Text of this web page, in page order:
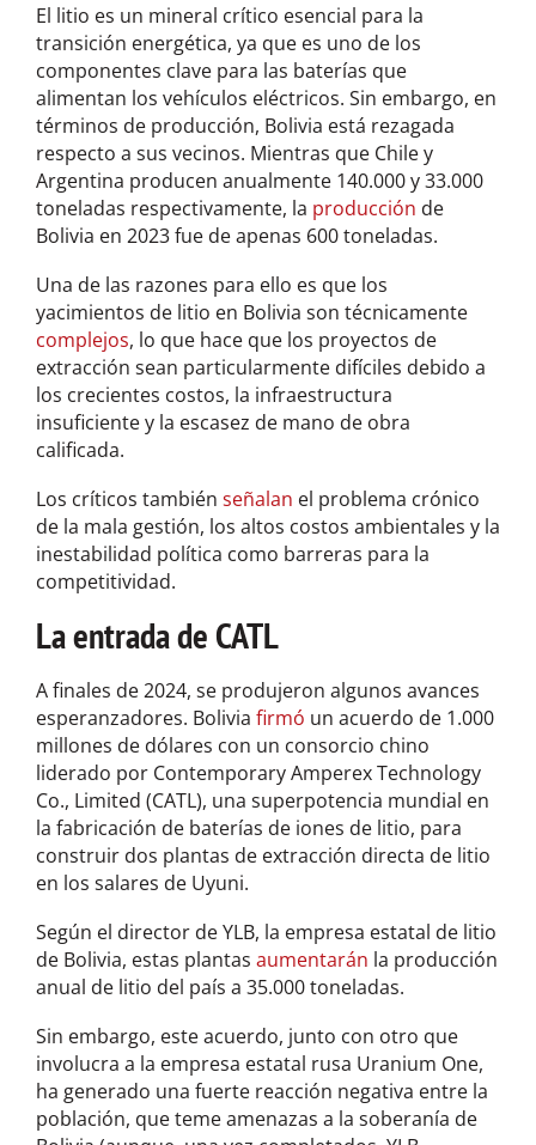
El litio es un mineral crítico esencial para la
transición energética, ya que es uno de los
componentes clave para las baterías que
alimentan los vehículos eléctricos. Sin embargo, en
términos de producción, Bolivia está rezagada
respecto a sus vecinos. Mientras que Chile y
Argentina producen anualmente 140.000 y 33.000
toneladas respectivamente, la producción de
Bolivia en 2023 fue de apenas 600 toneladas.
Una de las razones para ello es que los
yacimientos de litio en Bolivia son técnicamente
complejos, lo que hace que los proyectos de
extracción sean particularmente difíciles debido a
los crecientes costos, la infraestructura
insuficiente y la escasez de mano de obra
calificada.
Los críticos también señalan el problema crónico
de la mala gestión, los altos costos ambientales y la
inestabilidad política como barreras para la
competitividad.
La entrada de CATL
A finales de 2024, se produjeron algunos avances
esperanzadores. Bolivia firmó un acuerdo de 1.000
millones de dólares con un consorcio chino
liderado por Contemporary Amperex Technology
Co., Limited (CATL), una superpotencia mundial en
la fabricación de baterías de iones de litio, para
construir dos plantas de extracción directa de litio
en los salares de Uyuni.
Según el director de YLB, la empresa estatal de litio
de Bolivia, estas plantas aumentarán la producción
anual de litio del país a 35.000 toneladas.
Sin embargo, este acuerdo, junto con otro que
involucra a la empresa estatal rusa Uranium One,
ha generado una fuerte reacción negativa entre la
población, que teme amenazas a la soberanía de